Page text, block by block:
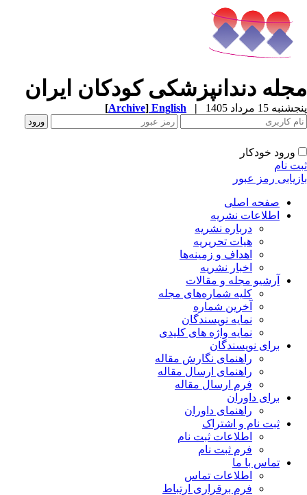
دندانپزشکی کودکان ایران
15 مرداد 1405 |
English
[Archive]
ورود خودکار
نام
رمز عبور
صفحه اصلی
اطلاعات نشریه
درباره نشریه
هیات تحریریه
اهداف و زمینه‌ها
اخبار نشریه
آرشیو مجله و مقالات
کلیه شماره‌های مجله
آخرین شماره
نمایه نویسندگان
نمایه واژه های کلیدی
برای نویسندگان
راهنمای نگارش مقاله
راهنمای ارسال مقاله
فرم ارسال مقاله
برای داوران
راهنمای داوران
ثبت نام و اشتراک
اطلاعات ثبت نام
فرم ثبت نام
تماس با ما
اطلاعات تماس
فرم برقراری ارتباط